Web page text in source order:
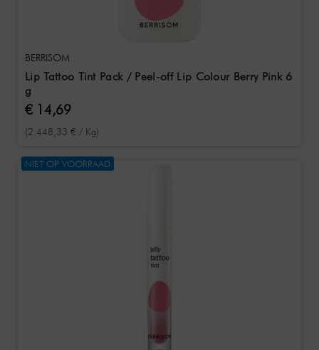
BERRISOM
Lip Tattoo Tint Pack / Peel-off Lip Colour Berry Pink 6
g
€ 14,69
(2.448,33 € / Kg)
NIET OP VOORRAAD